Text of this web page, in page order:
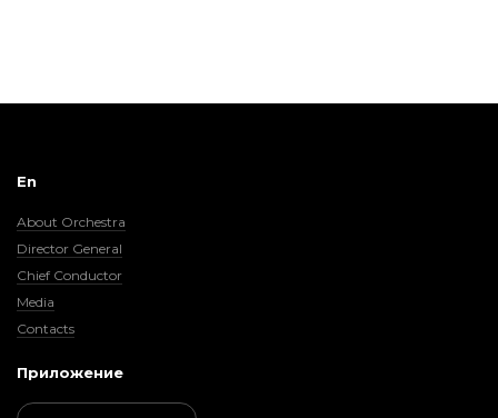
En
About Orchestra
Director General
Chief Conductor
Media
Contacts
Приложение